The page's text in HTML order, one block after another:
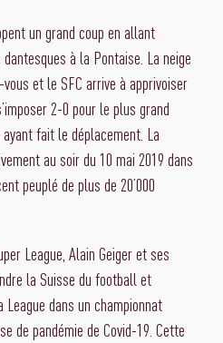
un grand coup en allant
à la Pontaise. La neige
et le SFC arrive à apprivoiser
2-0 pour le plus grand
fait le déplacement. La
au soir du 10 mai 2019 dans
peuplé de plus de 20’000
League, Alain Geiger et ses
la Suisse du football et
dans un championnat
de pandémie de Covid-19. Cette